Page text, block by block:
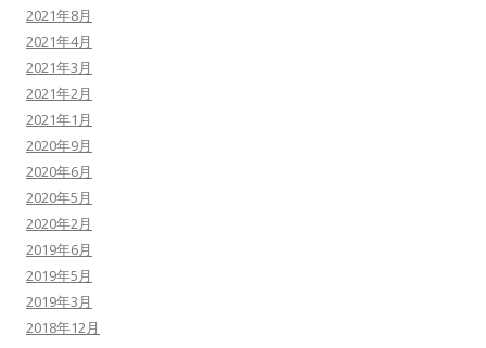
2021年8月
2021年4月
2021年3月
2021年2月
2021年1月
2020年9月
2020年6月
2020年5月
2020年2月
2019年6月
2019年5月
2019年3月
2018年12月